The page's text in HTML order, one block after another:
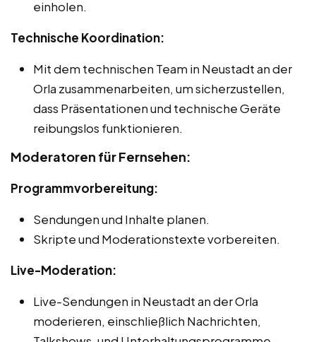
einholen.
Technische Koordination:
Mit dem technischen Team in Neustadt an der
Orla zusammenarbeiten, um sicherzustellen,
dass Präsentationen und technische Geräte
reibungslos funktionieren.
Moderatoren für Fernsehen:
Programmvorbereitung:
Sendungen und Inhalte planen.
Skripte und Moderationstexte vorbereiten.
Live-Moderation:
Live-Sendungen in Neustadt an der Orla
moderieren, einschließlich Nachrichten,